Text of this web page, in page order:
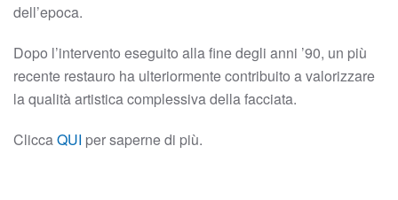
dell’epoca.
Dopo l’intervento eseguito alla fine degli anni ’90, un più
recente restauro ha ulteriormente contribuito a valorizzare
la qualità artistica complessiva della facciata.
CliccaQUI per saperne di più.